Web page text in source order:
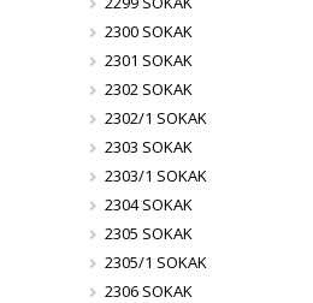
2300 SOKAK
2301 SOKAK
2302 SOKAK
2302/1 SOKAK
2303 SOKAK
2303/1 SOKAK
2304 SOKAK
2305 SOKAK
2305/1 SOKAK
2306 SOKAK